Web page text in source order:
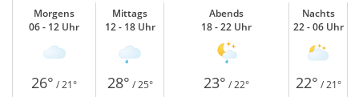
Morgens
06 - 12 Uhr
Mittags
12 - 18 Uhr
Abends
18 - 22 Uhr
Nachts
22 - 06 Uhr
26° / 21° 28° / 25° 23° / 22° 22° / 21°